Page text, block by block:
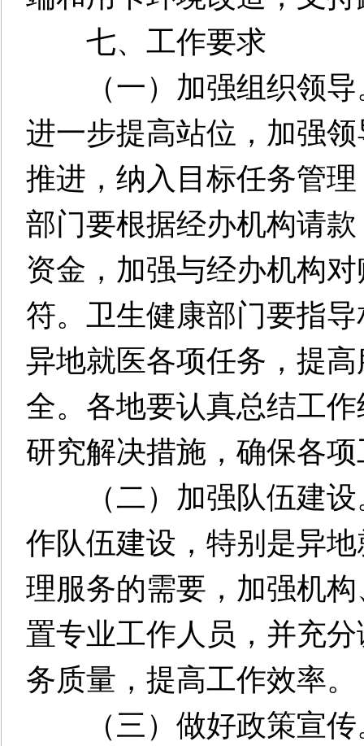
七、工作要求
（一）加强组织领导
进一步提高站位，加强
推进，纳入目标任务管
部门要根据经办机构请
资金，加强与经办机构
符。卫生健康部门要指
异地就医各项任务，提
全。各地要认真总结工
研究解决措施，确保各
（二）加强队伍建设
作队伍建设，特别是异
理服务的需要，加强机
置专业工作人员，并充
务质量，提高工作效率。
（三）做好政策宣传